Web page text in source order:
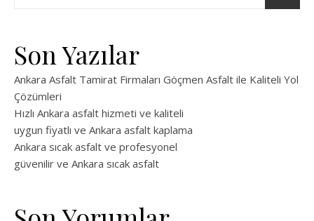
Son Yazılar
Ankara Asfalt Tamirat Firmaları Göçmen Asfalt ile Kaliteli Yol
Çözümleri
Hızlı Ankara asfalt hizmeti ve kaliteli
uygun fiyatlı ve Ankara asfalt kaplama
Ankara sıcak asfalt ve profesyonel
güvenilir ve Ankara sıcak asfalt